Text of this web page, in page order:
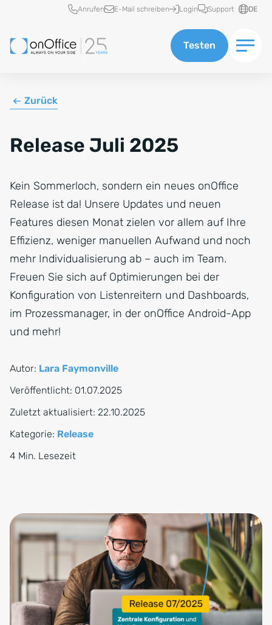
Schnellzugriff
Anrufen E-Mail schreiben Login Support DE
Testen
Zurück
Release Juli 2025
Kein Sommerloch, sondern ein neues onOffice
Release ist da! Unsere Updates und neuen
Features diesen Monat zielen vor allem auf Ihre
Effizienz, weniger manuellen Aufwand und noch
mehr Individualisierung ab – auch im Team.
Freuen Sie sich auf Optimierungen bei der
Konfiguration von Listenreitern und Dashboards,
im Prozessmanager, in der onOffice Android-App
und mehr!
Autor: Lara Faymonville
Veröffentlicht: 01.07.2025
Zuletzt aktualisiert: 22.10.2025
Kategorie: Release
4 Min. Lesezeit